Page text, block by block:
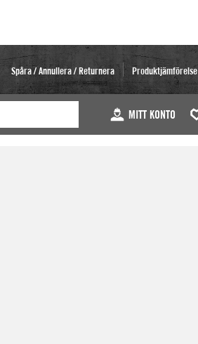
Spåra / Annullera / Returnera Produktjämförelse
MITT KONTO